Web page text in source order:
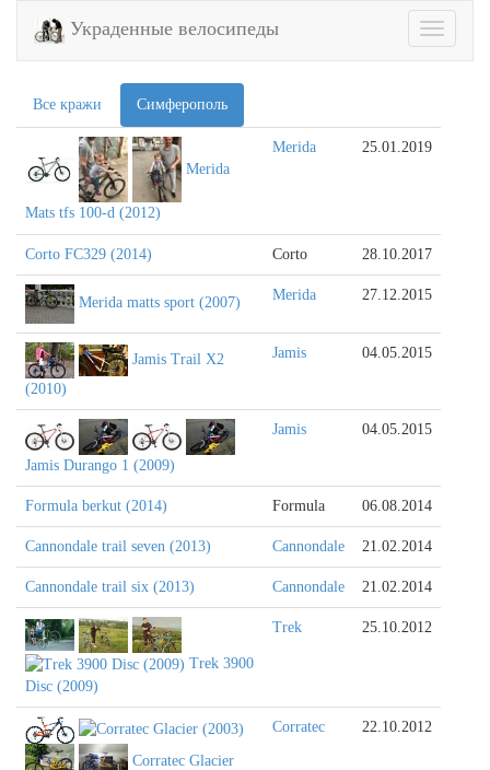
Toggle
Украденные велосипеды
Все кражи Симферополь
Merida
Mats tfs 100-d (2012)
Merida 25.01.2019
Corto FC329 (2014) Corto 28.10.2017
Merida matts sport (2007) Merida 27.12.2015
Jamis Trail X2
(2010)
Jamis 04.05.2015
Jamis Durango 1 (2009)
Jamis 04.05.2015
Formula berkut (2014) Formula 06.08.2014
Cannondale trail seven (2013) Cannondale 21.02.2014
Cannondale trail six (2013) Cannondale 21.02.2014
Trek 3900
Disc (2009)
Trek 25.10.2012
Corratec Glacier
Corratec 22.10.2012